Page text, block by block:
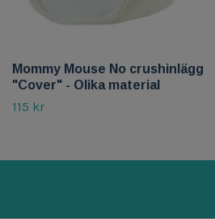
Mommy Mouse No crushinlägg
"Cover" - Olika material
115 kr